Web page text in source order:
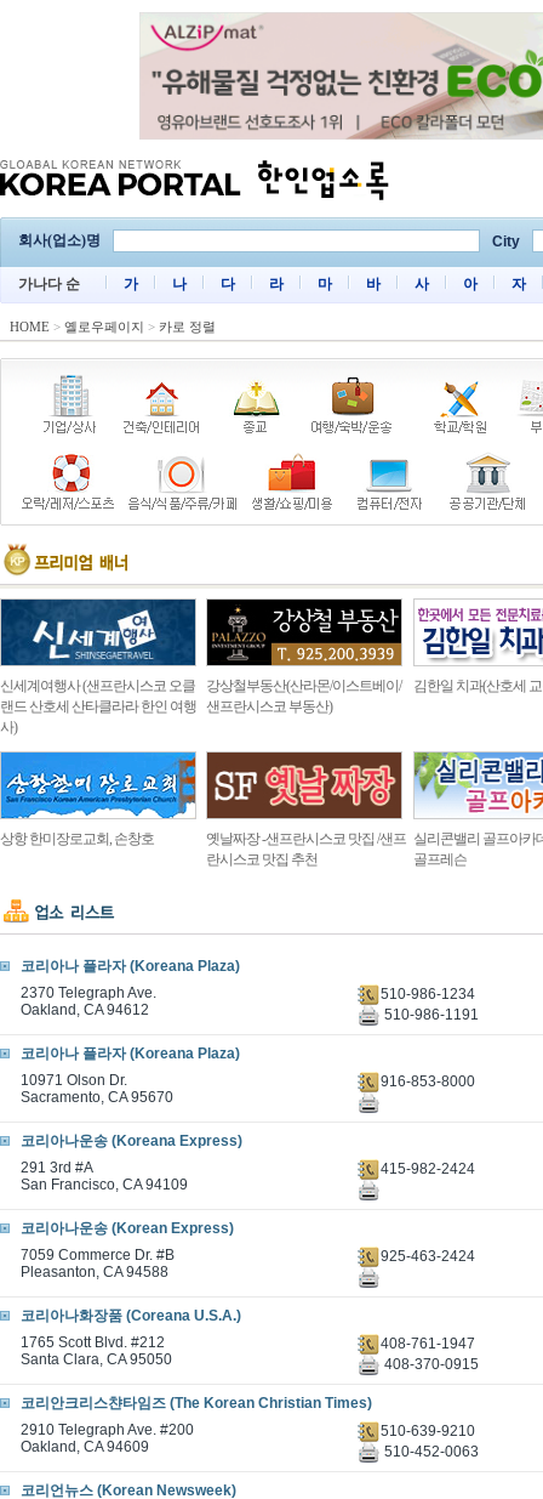
회사(업소)명 City
가나다 순 가 나 다 라 마 바 사 아 자
HOME > 옐로우페이지 > 카로 정렬
신세계여행사 (샌프란시스코 오클
랜드 산호세 산타클라라 한인 여행
사)
강상철부동산(산라몬/이스트베이/
샌프란시스코 부동산)
김한일 치과(산호세
상항 한미장로교회, 손창호
옛날짜장 -샌프란시스코 맛집 /샌프
란시스코 맛집 추천
실리콘밸리 골프아카
골프레슨
코리아나 플라자 (Koreana Plaza)
2370 Telegraph Ave.
Oakland, CA 94612
510-986-1234
510-986-1191
코리아나 플라자 (Koreana Plaza)
10971 Olson Dr.
Sacramento, CA 95670
916-853-8000
코리아나운송 (Koreana Express)
291 3rd #A
San Francisco, CA 94109
415-982-2424
코리아나운송 (Korean Express)
7059 Commerce Dr. #B
Pleasanton, CA 94588
925-463-2424
코리아나화장품 (Coreana U.S.A.)
1765 Scott Blvd. #212
Santa Clara, CA 95050
408-761-1947
408-370-0915
코리안크리스챤타임즈 (The Korean Christian Times)
2910 Telegraph Ave. #200
Oakland, CA 94609
510-639-9210
510-452-0063
코리언뉴스 (Korean Newsweek)